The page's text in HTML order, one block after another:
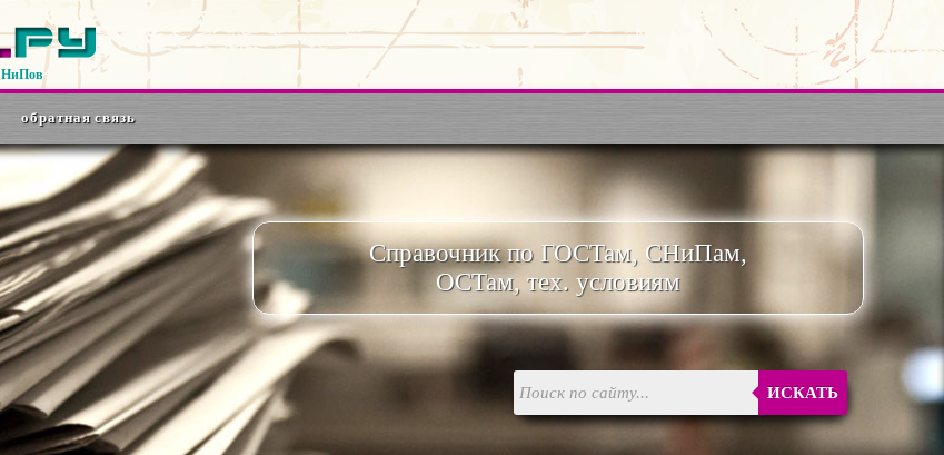
обратная связь
Справочник по ГОСТам, СНиПам,
ОСТам, тех. условиям
ИСКАТЬ